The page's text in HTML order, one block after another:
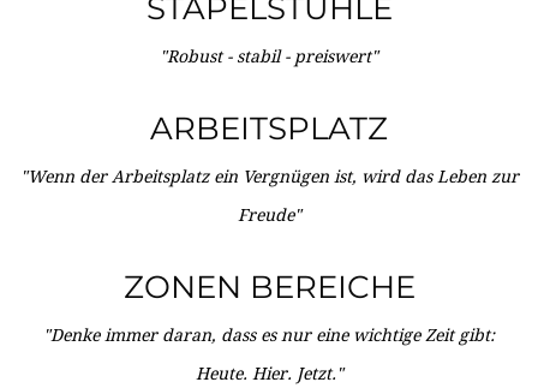
STAPELSTÜHLE
"Robust - stabil - preiswert"
ARBEITSPLATZ
"Wenn der Arbeitsplatz ein Vergnügen ist, wird das Leben zur
Freude"
ZONEN BEREICHE
"Denke immer daran, dass es nur eine wichtige Zeit gibt:
Heute. Hier. Jetzt."